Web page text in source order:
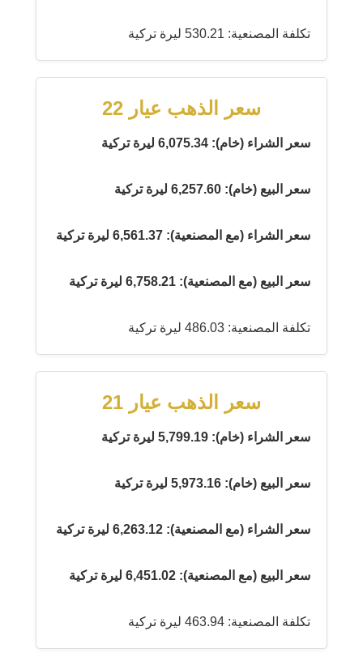
تكلفة المصنعية: 530.21 ليرة تركية
سعر الذهب عيار 22
سعر الشراء (خام): 6,075.34 ليرة تركية
سعر البيع (خام): 6,257.60 ليرة تركية
سعر الشراء (مع المصنعية): 6,561.37 ليرة تركية
سعر البيع (مع المصنعية): 6,758.21 ليرة تركية
تكلفة المصنعية: 486.03 ليرة تركية
سعر الذهب عيار 21
سعر الشراء (خام): 5,799.19 ليرة تركية
سعر البيع (خام): 5,973.16 ليرة تركية
سعر الشراء (مع المصنعية): 6,263.12 ليرة تركية
سعر البيع (مع المصنعية): 6,451.02 ليرة تركية
تكلفة المصنعية: 463.94 ليرة تركية